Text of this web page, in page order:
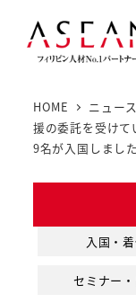
HOME ニュース
援の委託を受けて
9名が入国しました
入国・
セミナー